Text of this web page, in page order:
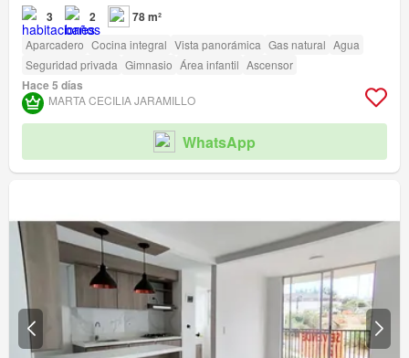
3 2 78 m²
Aparcadero Cocina integral Vista panorámica Gas natural Agua
Seguridad privada Gimnasio Área infantil Ascensor
Hace 5 días
MARTA CECILIA JARAMILLO
WhatsApp